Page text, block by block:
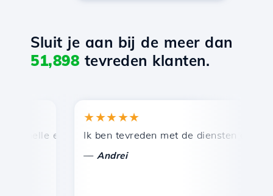
Sluit je aan bij de meer dan
51,898 tevreden klanten.
en efficiënte technische ondersteuning.
★★★★★
Ik ben tevreden met de diensten die door
Andrei